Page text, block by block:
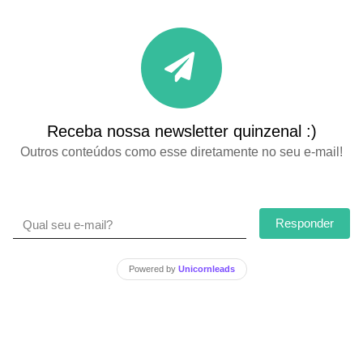
Receba nossa newsletter quinzenal :)
Outros conteúdos como esse diretamente no seu e-mail!
Responder
Powered by Unicornleads